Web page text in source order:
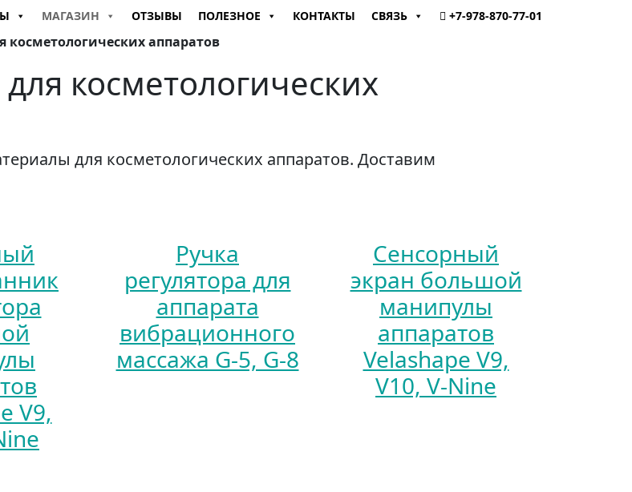
МАГАЗИН ОТЗЫВЫ ПОЛЕЗНОЕ КОНТАКТЫ СВЯЗЬ +7-978-870-77-01
косметологических аппаратов
косметологических
для косметологических аппаратов. Доставим
V9,
Ручка
регулятора для
аппарата
вибрационного
массажа G-5, G-8
Сенсорный
экран большой
манипулы
аппаратов
Velashape V9,
V10, V-Nine